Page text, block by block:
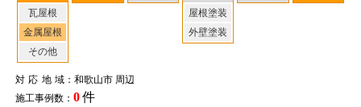
瓦屋根
金属屋根
その他
屋根塗装
外壁塗装
対応地域：和歌山市 周辺
施工事例数： 0件